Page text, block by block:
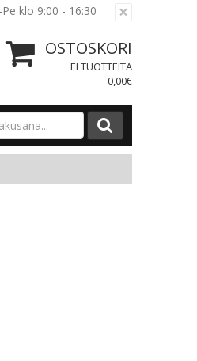
×
klo 9:00 - 16:30
OSTOSKORI
EI TUOTTEITA
0,00€